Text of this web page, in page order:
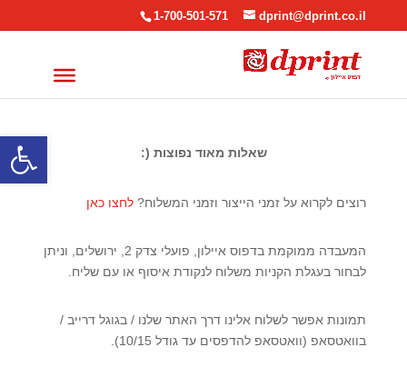
פתח
1-700-501-571 dprint@dprint.co.il
שאלות מאוד נפוצות (:
רוצים לקרוא על זמני הייצור וזמני המשלוח? לחצו כאן
המעבדה ממוקמת בדפוס איילון, פועלי צדק 2, ירושלים, וניתן
לבחור בעגלת הקניות משלוח לנקודת איסוף או עם שליח.
תמונות אפשר לשלוח אלינו דרך האתר שלנו / בגוגל דרייב /
בוואטסאפ (וואטסאפ להדפסים עד גודל 10/15).